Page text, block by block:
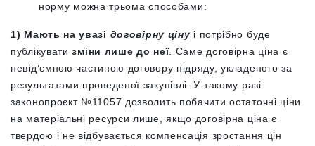
норму можна трьома способами:
1) Мають на увазі договірну ціну і потрібно буде
публікуватизміни лише до неї. Саме договірна ціна є
невідʼємною частиною договору підряду, укладеного за
результатами проведеної закупівлі. У такому разі
законопроєкт №11057 дозволить побачити остаточні ціни
на матеріальні ресурси лише, якщо договірна ціна є
твердою і не відбувається компенсація зростання цін